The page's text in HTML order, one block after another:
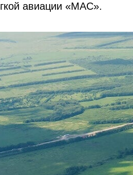
авиации «МАС».